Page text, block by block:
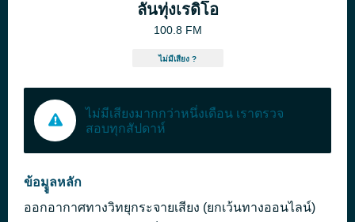
ลั่นทุ่งเรดิโอ
100.8 FM
ไม่มีเสียง ?
ไม่มีเสียงมากกว่าหนึ่งเดือน เราตรวจ
สอบทุกสัปดาห์
ข้อมููลหลัก
ออกอากาศทางวิทยุกระจายเสียง (ยกเว้นทางออนไลน์)